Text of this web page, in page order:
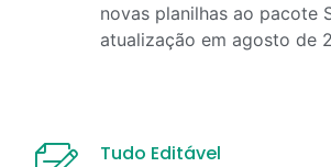
novas planilhas ao pacote
atualização em agosto de
Tudo Editável